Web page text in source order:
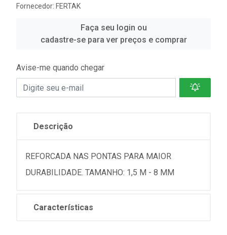
Fornecedor: FERTAK
Faça seu login ou
cadastre-se para ver preços e comprar
Avise-me quando chegar
Descrição
REFORCADA NAS PONTAS PARA MAIOR
DURABILIDADE. TAMANHO: 1,5 M - 8 MM
Características